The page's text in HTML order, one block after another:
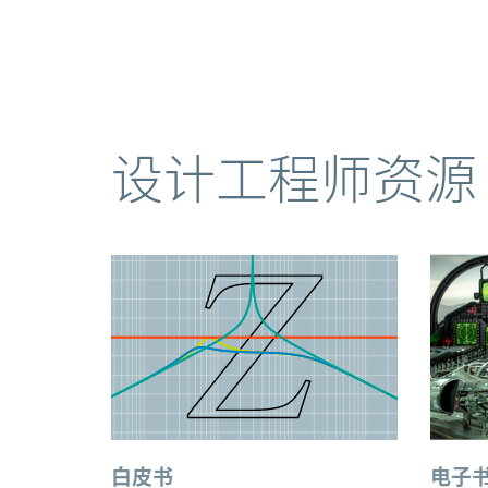
设计工程师资源
白皮书 电子